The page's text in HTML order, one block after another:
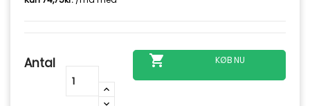
Antal  KØB NU